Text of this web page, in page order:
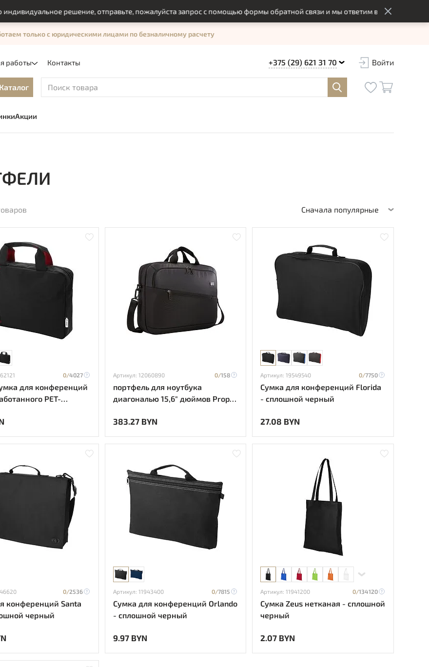
решение, отправьте, пожалуйста запрос с помощью формы обратной связи и мы ответим вам в оптимальный
работы Контакты
только с юридическими лицами по безналичному расчету
+375 (29) 621 31 70 Войти
Каталог
Акции
Сначала популярные
0/4027
для конференций
РЕТ-
Артикул: 12060890 0/158
портфель для ноутбука
диагональю 15,6" дюймов Propel
383.27 BYN
Артикул: 19549540 0/7750
Сумка для конференций Florida
- сплошной черный
27.08 BYN
0/2536
конференций Santa
черный
Артикул: 11943400 0/7815
Сумка для конференций Orlando
- сплошной черный
9.97 BYN
Артикул: 11941200 0/134120
Сумка Zeus нетканая - сплошной
черный
2.07 BYN